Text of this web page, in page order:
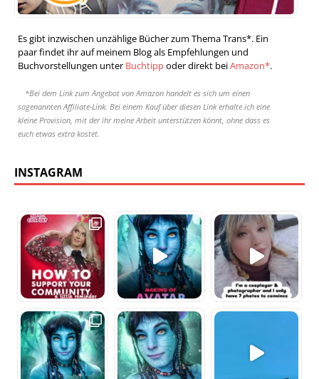
Es gibt inzwischen unzählige Bücher zum Thema Trans*. Ein
paar findet ihr auf meinem Blog als Empfehlungen und
Buchvorstellungen unter Buchtippoder direkt beiAmazon*.
*Bei dem Link zum Angebot von Amazon handelt es sich um einen
sogenannten Affiliate-Link. Bei einem Kauf über diesen Link erhalte ich eine
kleine Provision, mit der ihr meine Arbeit unterstützen könnt, ohne dass es
euch etwas extra kostet.
INSTAGRAM